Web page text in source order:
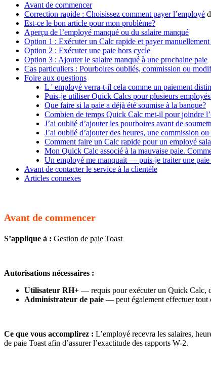
Avant de commencer
Correction rapide : Choisissez comment payer l’employé
Est-ce le bon article pour mon problème?
Aperçu de l’employé manqué ou du salaire manqué
Option 1 : Exécuter un Calc rapide et payer manuellement
Option 2 : Exécuter une paie hors cycle
Option 3 : Ajouter le salaire manqué à une prochaine paie
Cas particuliers : Pourboires oubliés, commission ou
Foire aux questions
L ' employé verra-t-il cela comme un paiement
Puis-je utiliser Quick Calcs pour plusieurs
Que faire si la paie a déjà été soumise à la banque?
Combien de temps Quick Calc met-il pour joindre
J’ai oublié d’ajouter les pourboires avant de
J’ai oublié d’ajouter des heures, une commission
Comment faire un Calc rapide pour un employé
Mon Quick Calc associé à la mauvaise paie.
Un employé me manquait — puis-je traiter une paie
Avant de contacter le service à la clientèle
Articles connexes
Avant de commencer
S’applique à : Gestion de paie Toast
Autorisations nécessaires :
Utilisateur RH+ — requis pour exécuter un Quick Calc,
Administrateur de paie — peut également effectuer tout
Ce que vous accomplirez : L’employé recevra les salaires,
de paie Toast afin d’assurer l’exactitude des rapports W-2.